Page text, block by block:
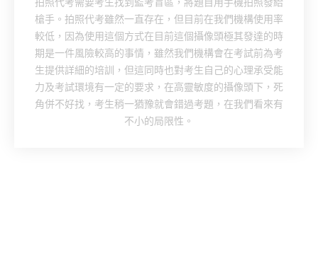
拍照代考需要考生找到監考盲區，將題目用手機拍照發給
槍手。拍照代考雖然一直存在，但目前在我們機構使用率
較低，因為使用這個方式在目前這個攝像頭極其發達的時
期是一件風險較高的事情，雖然我們機構會在考試前為考
生提供詳細的培訓，但這同時也對考生自己的心理承受能
力及考試環境有一定的要求，在高靈敏度的攝像頭下，死
角併不好找，考生稍一猶豫就會錯過考題，在我們看來有
不小的局限性。